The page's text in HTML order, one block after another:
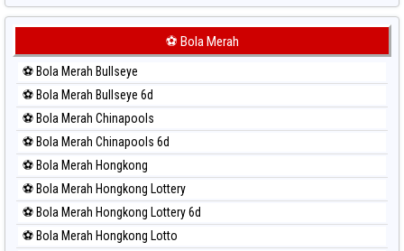
Paito Harian Sydney Lottery
Paito Harian Sydney Lottery 6d
Paito Harian Sydney Lotto
Paito Harian Sydney Pools 6d
Paito Harian Taipei
Paito Harian Taiwan
⚽ Bola Merah
⚽ Bola Merah Bullseye
⚽ Bola Merah Bullseye 6d
⚽ Bola Merah Chinapools
⚽ Bola Merah Chinapools 6d
⚽ Bola Merah Hongkong
⚽ Bola Merah Hongkong Lottery
⚽ Bola Merah Hongkong Lottery 6d
⚽ Bola Merah Hongkong Lotto